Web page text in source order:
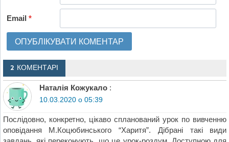
Email*
2 КОМЕНТАРІ
Наталія Кожукало :
10.03.2020 о 05:39
Послідовно, конкретно, цікаво спланований урок по вивченню
оповідання М.Коцюбинського “Харитя”. Дібрані такі види